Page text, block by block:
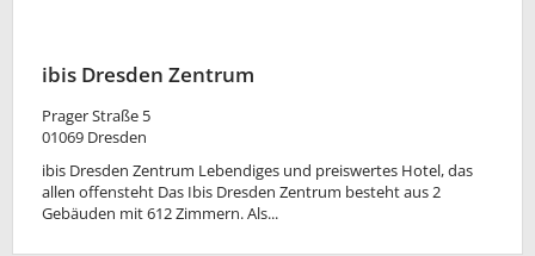
ibis Dresden Zentrum
Prager Straße 5
01069 Dresden
ibis Dresden Zentrum Lebendiges und preiswertes Hotel, das
allen offensteht Das Ibis Dresden Zentrum besteht aus 2
Gebäuden mit 612 Zimmern. Als...